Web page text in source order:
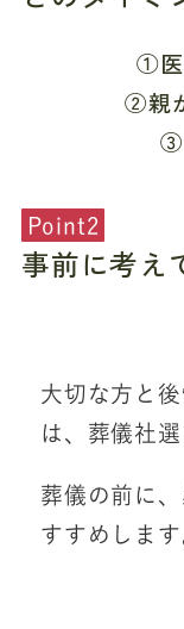
①医
②親
③
Point2
事前に考え
大切な方と
は、葬儀社
葬儀の前に
すすめします